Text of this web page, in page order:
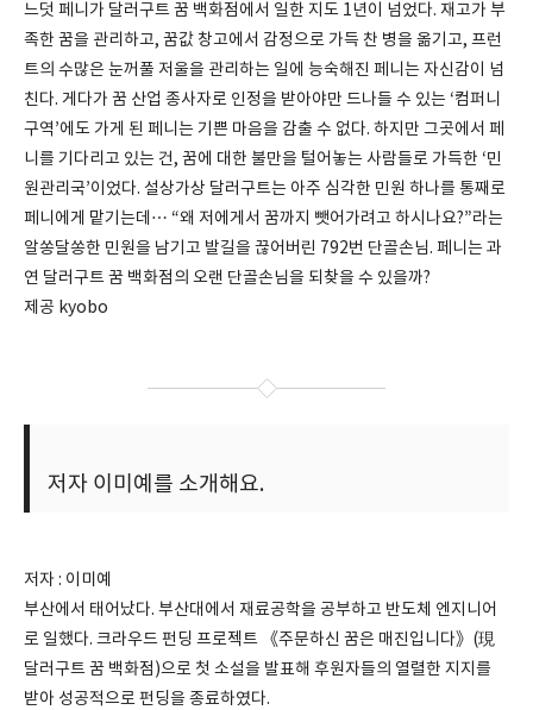
느덧 페니가 달러구트 꿈 백화점에서 일한 지도 1년이 넘었다. 재고가 부
족한 꿈을 관리하고, 꿈값 창고에서 감정으로 가득 찬 병을 옮기고, 프런
트의 수많은 눈꺼풀 저울을 관리하는 일에 능숙해진 페니는 자신감이 넘
친다. 게다가 꿈 산업 종사자로 인정을 받아야만 드나들 수 있는 ‘컴퍼니
구역’에도 가게 된 페니는 기쁜 마음을 감출 수 없다. 하지만 그곳에서 페
니를 기다리고 있는 건, 꿈에 대한 불만을 털어놓는 사람들로 가득한 ‘민
원관리국’이었다. 설상가상 달러구트는 아주 심각한 민원 하나를 통째로
페니에게 맡기는데… “왜 저에게서 꿈까지 뺏어가려고 하시나요?”라는
알쏭달쏭한 민원을 남기고 발길을 끊어버린 792번 단골손님. 페니는 과
연 달러구트 꿈 백화점의 오랜 단골손님을 되찾을 수 있을까?
제공 kyobo
저자 이미예를 소개해요.
저자 : 이미예
부산에서 태어났다. 부산대에서 재료공학을 공부하고 반도체 엔지니어
로 일했다. 크라우드 펀딩 프로젝트 《주문하신 꿈은 매진입니다》(現
달러구트 꿈 백화점)으로 첫 소설을 발표해 후원자들의 열렬한 지지를
받아 성공적으로 펀딩을 종료하였다.